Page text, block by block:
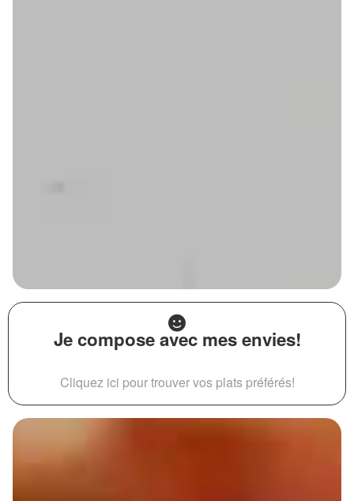
Je compose avec mes envies!
Cliquez ici pour trouver vos plats préférés!